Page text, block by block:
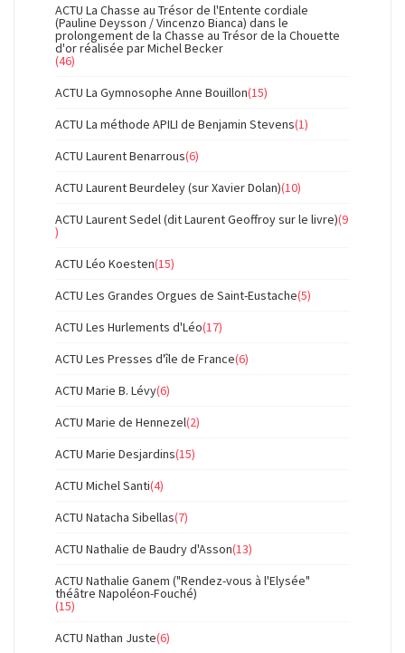
ACTU La Chasse au Trésor de l'Entente cordiale
(Pauline Deysson / Vincenzo Bianca) dans le
prolongement de la Chasse au Trésor de la Chouette
d'or réalisée par Michel Becker
(46)
ACTU La Gymnosophe Anne Bouillon(15)
ACTU La méthode APILI de Benjamin Stevens(1)
ACTU Laurent Benarrous(6)
ACTU Laurent Beurdeley (sur Xavier Dolan)(10)
ACTU Laurent Sedel (dit Laurent Geoffroy sur le livre)(9
)
ACTU Léo Koesten(15)
ACTU Les Grandes Orgues de Saint-Eustache(5)
ACTU Les Hurlements d'Léo(17)
ACTU Les Presses d'île de France(6)
ACTU Marie B. Lévy(6)
ACTU Marie de Hennezel(2)
ACTU Marie Desjardins(15)
ACTU Michel Santi(4)
ACTU Natacha Sibellas(7)
ACTU Nathalie de Baudry d'Asson(13)
ACTU Nathalie Ganem ("Rendez-vous à l'Elysée"
théâtre Napoléon-Fouché)
(15)
ACTU Nathan Juste(6)